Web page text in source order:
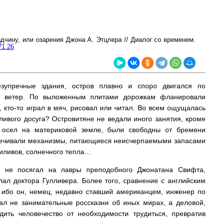
или озарения Джона А. Этцлера // Диалог со временем.
здания, остров плавно и споро двигался по
ветер. По выложенным плитами дорожкам фланировали
то играл в мяч, рисовал или читал. Во всем ощущалась
досуга? Островитяне не ведали иного занятия, кроме
на материковой земле, были свободны от бремени
механизмы, питающиеся неисчерпаемыми запасами
солнечного тепла…
посягал на лавры преподобного Джонатана Свифта,
доктора Гулливера. Более того, сравнение с английским
он, немец, недавно ставший американцем, инженер по
не занимательные россказни об иных мирах, а деловой,
человечество от необходимости трудиться, превратив